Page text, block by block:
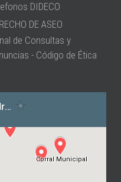
DIDECO
DE ASEO
de Consultas y
- Código de Ética